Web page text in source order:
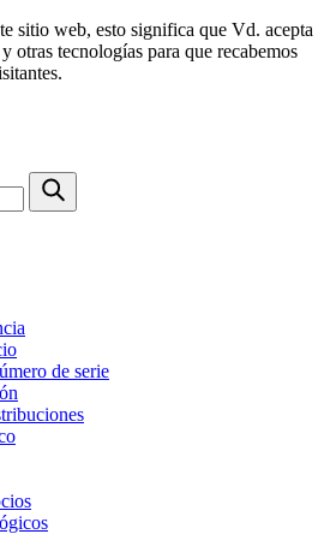
sitio web, esto significa que Vd. acepta
otras tecnologías para que recabemos
de serie